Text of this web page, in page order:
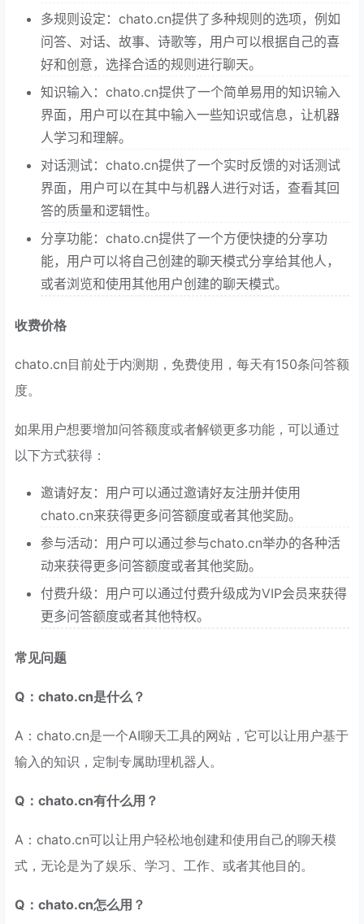
多规则设定：chato.cn提供了多种规则的选项，例如
问答、对话、故事、诗歌等，用户可以根据自己的喜
好和创意，选择合适的规则进行聊天。
知识输入：chato.cn提供了一个简单易用的知识输入
界面，用户可以在其中输入一些知识或信息，让机器
人学习和理解。
对话测试：chato.cn提供了一个实时反馈的对话测试
界面，用户可以在其中与机器人进行对话，查看其回
答的质量和逻辑性。
分享功能：chato.cn提供了一个方便快捷的分享功
能，用户可以将自己创建的聊天模式分享给其他人，
或者浏览和使用其他用户创建的聊天模式。
收费价格
chato.cn目前处于内测期，免费使用，每天有150条问答额
度。
如果用户想要增加问答额度或者解锁更多功能，可以通过
以下方式获得：
邀请好友：用户可以通过邀请好友注册并使用
chato.cn来获得更多问答额度或者其他奖励。
参与活动：用户可以通过参与chato.cn举办的各种活
动来获得更多问答额度或者其他奖励。
付费升级：用户可以通过付费升级成为VIP会员来获得
更多问答额度或者其他特权。
常见问题
Q：chato.cn是什么？
A：chato.cn是一个AI聊天工具的网站，它可以让用户基于
输入的知识，定制专属助理机器人。
Q：chato.cn有什么用？
A：chato.cn可以让用户轻松地创建和使用自己的聊天模
式，无论是为了娱乐、学习、工作、或者其他目的。
Q：chato.cn怎么用？